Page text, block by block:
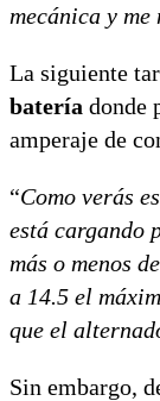
mecánica y me
La siguiente
batería donde
amperaje de
“Como verás
está cargando
más o menos
a 14.5 el
que el
Sin embargo,